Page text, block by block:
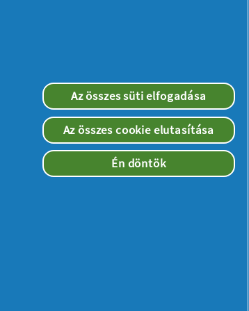
Az összes süti elfogadása
Az összes cookie elutasítása
Én döntök